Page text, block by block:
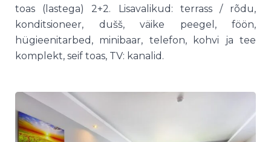
toas (lastega) 2+2. Lisavalikud: terrass / rõdu,
konditsioneer, dušš, väike peegel, föön,
hügieenitarbed, minibaar, telefon, kohvi ja tee
komplekt, seif toas, TV: kanalid.